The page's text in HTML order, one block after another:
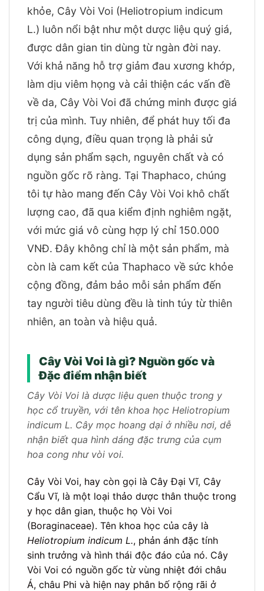
khỏe, Cây Vòi Voi (Heliotropium indicum
L.) luôn nổi bật như một dược liệu quý giá,
được dân gian tin dùng từ ngàn đời nay.
Với khả năng hỗ trợ giảm đau xương khớp,
làm dịu viêm họng và cải thiện các vấn đề
về da, Cây Vòi Voi đã chứng minh được giá
trị của mình. Tuy nhiên, để phát huy tối đa
công dụng, điều quan trọng là phải sử
dụng sản phẩm sạch, nguyên chất và có
nguồn gốc rõ ràng. Tại Thaphaco, chúng
tôi tự hào mang đến Cây Vòi Voi khô chất
lượng cao, đã qua kiểm định nghiêm ngặt,
với mức giá vô cùng hợp lý chỉ 150.000
VNĐ. Đây không chỉ là một sản phẩm, mà
còn là cam kết của Thaphaco về sức khỏe
cộng đồng, đảm bảo mỗi sản phẩm đến
tay người tiêu dùng đều là tinh túy từ thiên
nhiên, an toàn và hiệu quả.
Cây Vòi Voi là gì? Nguồn gốc và
Đặc điểm nhận biết
Cây Vòi Voi là dược liệu quen thuộc trong y
học cổ truyền, với tên khoa học Heliotropium
indicum L. Cây mọc hoang dại ở nhiều nơi, dễ
nhận biết qua hình dáng đặc trưng của cụm
hoa cong như vòi voi.
Cây Vòi Voi, hay còn gọi là Cây Đại Vĩ, Cây
Cẩu Vĩ, là một loại thảo dược thân thuộc trong
y học dân gian, thuộc họ Vòi Voi
(Boraginaceae). Tên khoa học của cây là
Heliotropium indicum L., phản ánh đặc tính
sinh trưởng và hình thái độc đáo của nó. Cây
Vòi Voi có nguồn gốc từ vùng nhiệt đới châu
Á, châu Phi và hiện nay phân bố rộng rãi ở